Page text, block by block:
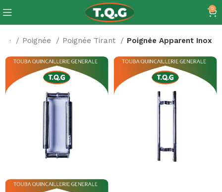
0
Poignée Poignée Tirant Poignée Apparent Inox